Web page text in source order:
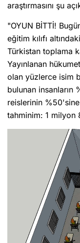
araştırmasını şu
"OYUN BİTTİ!
eğitim kılıfı
Türkistan toplama
Yayınlanan
olan yüzlerce isim
bulunan insanların
reislerinin
tahminim: 1 milyon